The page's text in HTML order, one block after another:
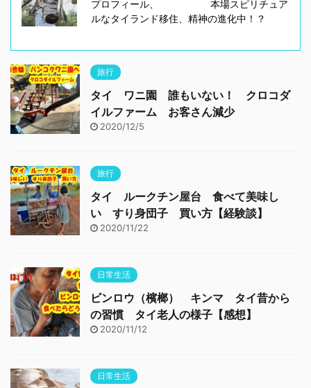
プロフィール、 本場スピリチュア
ルなタイランド移住、精神の進化中！？
旅行
タイ ワニ園 誰もいない！ クロコダ
イルファーム お客さん減少
2020/12/5
旅行
タイ ルークチン屋台 食べて美味し
い すり身団子 買い方【経験談】
2020/11/22
日常生活
ビンロウ（檳榔） キンマ タイ昔から
の習慣 タイ老人の様子【感想】
2020/11/12
日常生活